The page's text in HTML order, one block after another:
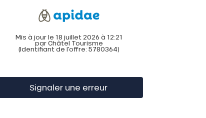
Mis à jour le 18 juillet 2026 à 12:21
par Châtel Tourisme
(Identifiant de l'offre: 5780364)
Signaler une erreur